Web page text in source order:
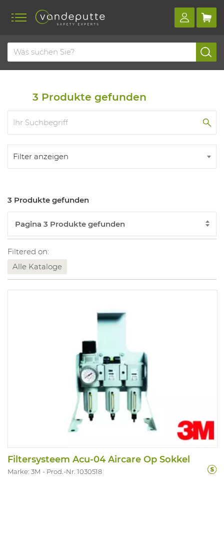
Home Produkte
Arbeiten mit druckluft
Filtersystem für druckluft
3 Produkte gefunden
Filter anzeigen
3 Produkte gefunden
Filtered on:
Alle Kataloge
Filtersysteem Acu-04 Aircare Op Sokkel
Marke: 3M Prod.-Nr. 1030518